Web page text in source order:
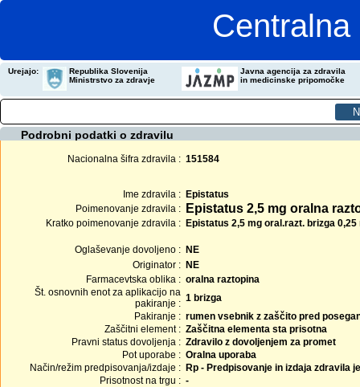
Urejajo:
Republika Slovenija
Ministrstvo za zdravje
Javna agencija za zdravila
in medicinske pripomočke
Podrobni podatki o zdravilu
Nacionalna šifra zdravila : 151584
Ime zdravila : Epistatus
Poimenovanje zdravila :
Epistatus 2,5 mg oralna
Kratko poimenovanje zdravila : Epistatus 2,5 mg oral.razt. brizga 0,25
Oglaševanje dovoljeno : NE
Originator : NE
Farmacevtska oblika : oralna raztopina
Št. osnovnih enot za aplikacijo na
pakiranje : 1 brizga
Pakiranje : rumen vsebnik z zaščito pred
Zaščitni element : Zaščitna elementa sta prisotna
Pravni status dovoljenja : Zdravilo z dovoljenjem za promet
Pot uporabe : Oralna uporaba
Način/režim predpisovanja/izdaje : Rp - Predpisovanje in izdaja zdravila
Prisotnost na trgu : -